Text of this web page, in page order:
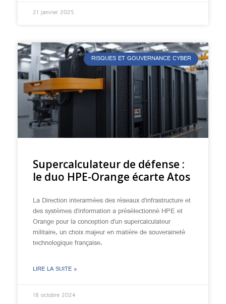
21 janvier 2025
RISQUES ET GOUVERNANCE CYBER
Supercalculateur de défense :
le duo HPE-Orange écarte Atos
La Direction interarmées des réseaux d’infrastructure et
des systèmes d’information a présélectionné HPE et
Orange pour la conception d’un supercalculateur
militaire, un choix majeur en matière de souveraineté
technologique française.
LIRE LA SUITE »
18 octobre 2024